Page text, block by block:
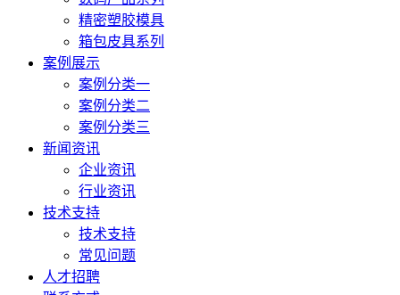
精密塑胶模具
箱包皮具系列
案例展示
案例分类一
案例分类二
案例分类三
新闻资讯
企业资讯
行业资讯
技术支持
技术支持
常见问题
人才招聘